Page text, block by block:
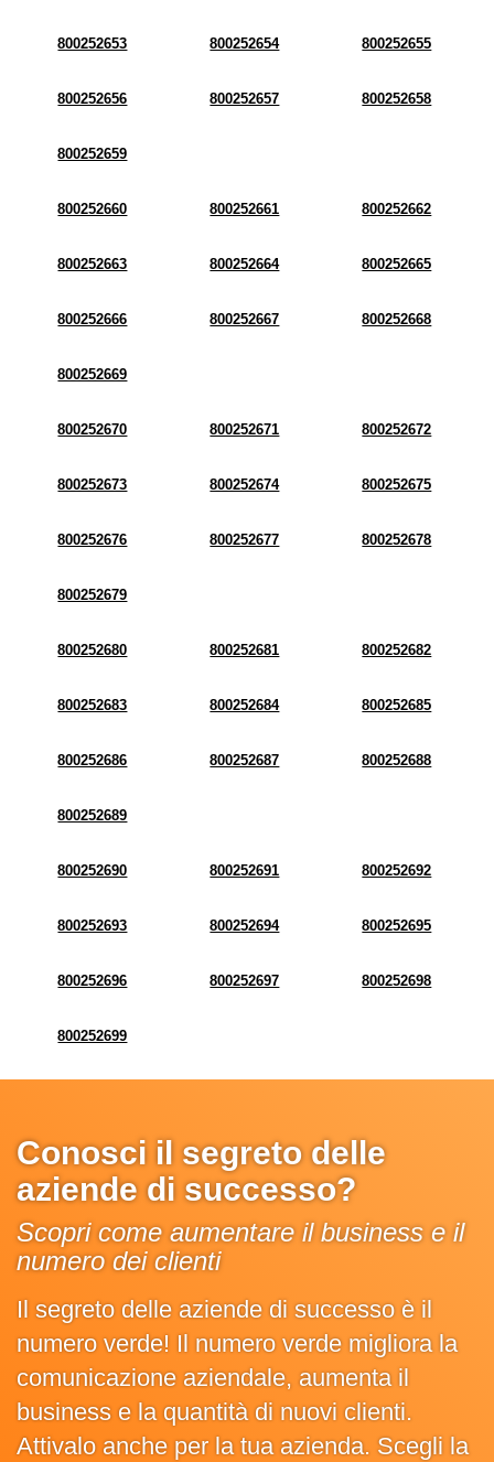
800252653 800252654 800252655
800252656 800252657 800252658
800252659
800252660 800252661 800252662
800252663 800252664 800252665
800252666 800252667 800252668
800252669
800252670 800252671 800252672
800252673 800252674 800252675
800252676 800252677 800252678
800252679
800252680 800252681 800252682
800252683 800252684 800252685
800252686 800252687 800252688
800252689
800252690 800252691 800252692
800252693 800252694 800252695
800252696 800252697 800252698
800252699
Conosci il segreto delle
aziende di successo?
Scopri come aumentare il business e il
numero dei clienti
Il segreto delle aziende di successo è il
numero verde! Il numero verde migliora la
comunicazione aziendale, aumenta il
business e la quantità di nuovi clienti.
Attivalo anche per la tua azienda. Scegli la